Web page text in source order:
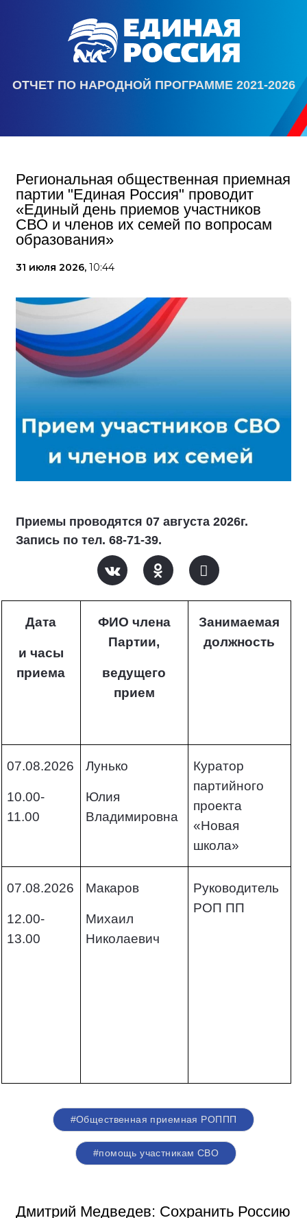
ОТЧЕТ ПО НАРОДНОЙ ПРОГРАММЕ 2021-2026
Региональная общественная приемная
партии "Единая Россия" проводит
«Единый день приемов участников
СВО и членов их семей по вопросам
образования»
31 июля 2026, 10:44
Приемы проводятся 07 августа 2026г.
Запись по тел. 68-71-39.
Дата
и часы
приема
ФИО члена
Партии,
ведущего
прием
Занимаемая
должность
07.08.2026
10.00-
11.00
Лунько
Юлия
Владимировна
Куратор
партийного
проекта
«Новая
школа»
07.08.2026
12.00-
13.00
Макаров
Михаил
Николаевич
Руководитель
РОП ПП
#Общественная приемная РОППП
#помощь участникам СВО
Дмитрий Медведев: Сохранить Россию